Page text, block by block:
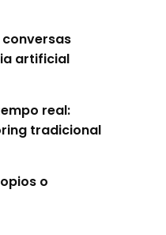
conversas
artificial
real:
tradicional
o